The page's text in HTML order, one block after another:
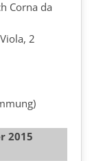
Corna da
2
2015